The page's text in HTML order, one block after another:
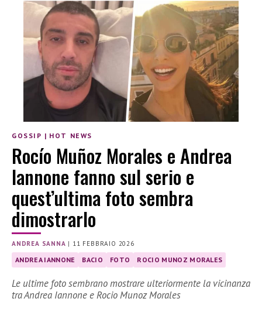
GOSSIP | HOT NEWS
Rocío Muñoz Morales e Andrea
Iannone fanno sul serio e
quest’ultima foto sembra
dimostrarlo
ANDREA SANNA | 11 FEBBRAIO 2026
ANDREA IANNONE BACIO FOTO ROCIO MUNOZ MORALES
Le ultime foto sembrano mostrare ulteriormente la vicinanza
tra Andrea Iannone e Rocio Munoz Morales